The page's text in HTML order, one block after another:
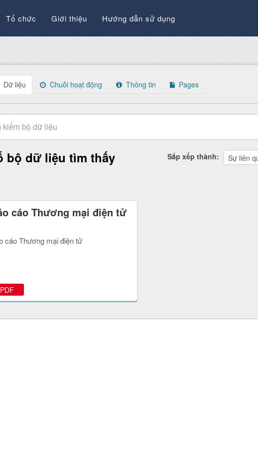
Tổ chức Giới thiệu Hướng dẫn sử dụng
Dữ liệu Chuỗi hoạt động Thông tin Pages
Sắp xếp thành
bộ dữ liệu tìm thấy
cáo Thương mại điện tử
cáo Thương mại điện tử
PDF